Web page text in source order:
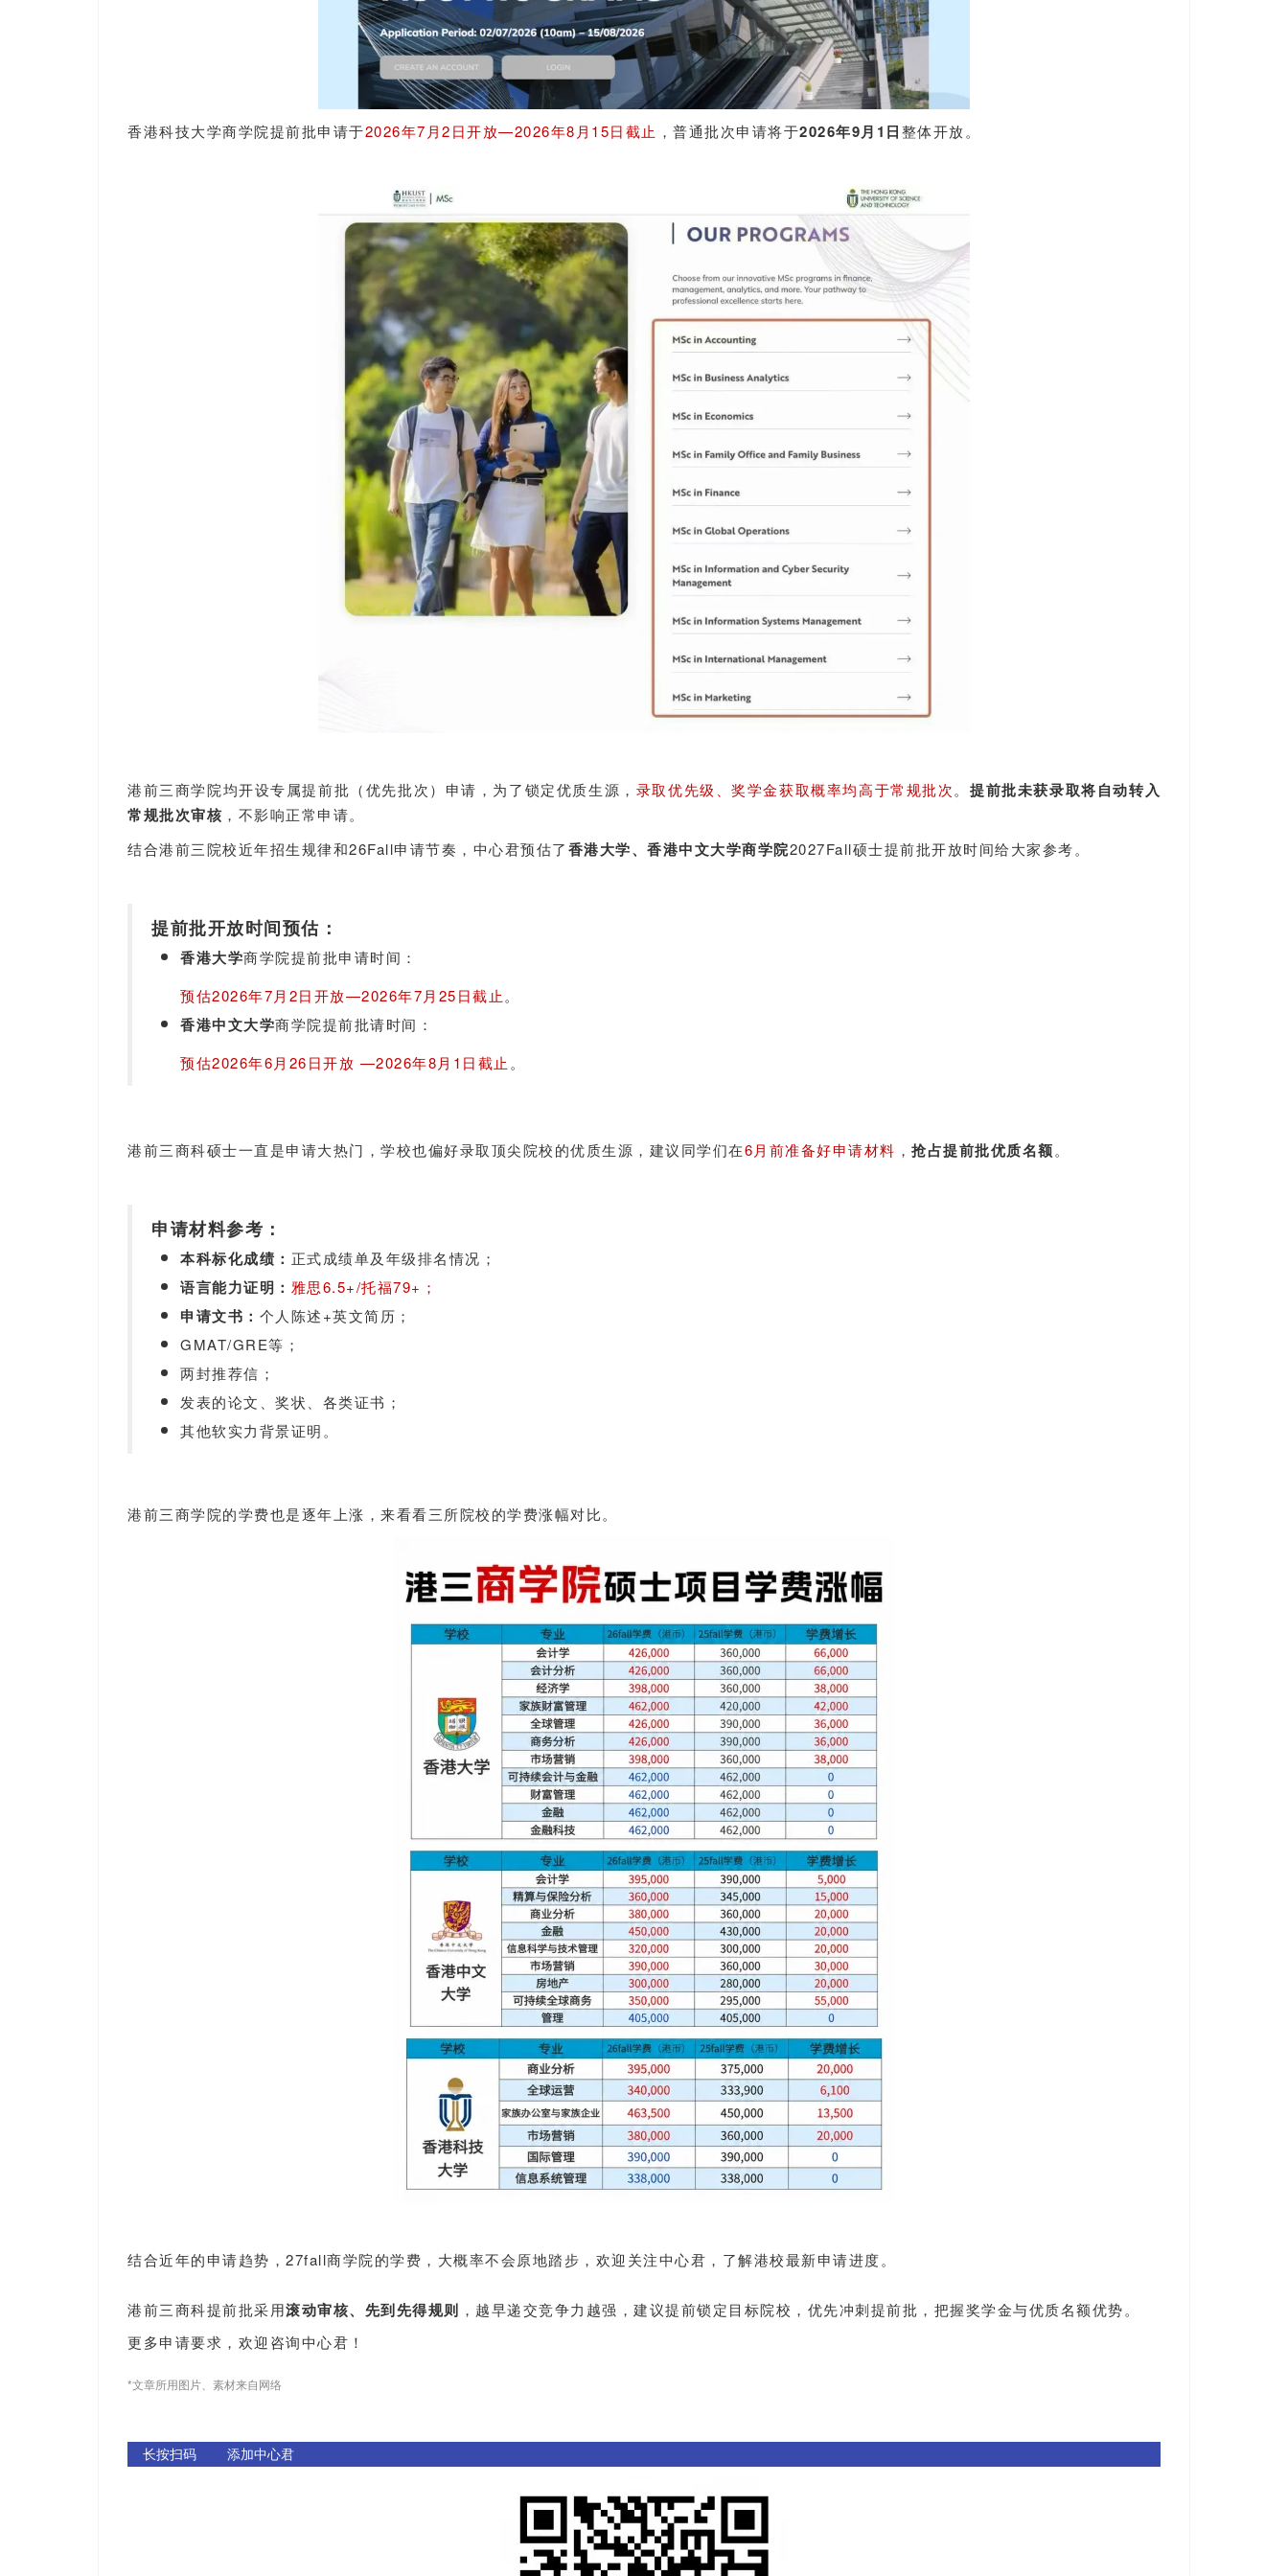
香港科技大学商学院提前批申请于2026年7月2日开放—2026年8月15日截止 ，普通批次申请将于2026年9月1日整体开放。
港前三商学院均开设专属提前批（优先批次）申请，为了锁定优质生源， 录取优先级、奖学金获取概率均高于常规批次。提前批未获录取将自动转入
常规批次审核 ，不影响正常申请。
结合港前三院校近年招生规律和26Fall申请节奏，中心君预估了香港大学、香港中文大学商学院2027Fall硕士提前批开放时间给大家参考。
提前批开放时间预估：
香港大学商学院提前批申请时间：
预估2026年7月2日开放—2026年7月25日截止 。
香港中文大学商学院提前批请时间：
预估2026年6月26日开放 —2026年8月1日截止 。
港前三商科硕士一直是申请大热门，学校也偏好录取顶尖院校的优质生源，建议同学们在6月前准备好申请材料 ， 抢占提前批优质名额。
申请材料参考：
本科标化成绩： 正式成绩单及年级排名情况；
语言能力证明： 雅思6.5+/托福79+；
申请文书： 个人陈述+英文简历；
GMAT/GRE等；
两封推荐信；
发表的论文、奖状、各类证书；
其他软实力背景证明。
港前三商学院的学费也是逐年上涨，来看看三所院校的学费涨幅对比。
结合近年的申请趋势，27fall商学院的学费，大概率不会原地踏步，欢迎关注中心君，了解港校最新申请进度。
港前三商科提前批采用滚动审核、先到先得规则 ，越早递交竞争力越强，建议提前锁定目标院校，优先冲刺提前批，把握奖学金与优质名额优势。
更多申请要求，欢迎咨询中心君！
*文章所用图片、素材来自网络
长按扫码 添加中心君